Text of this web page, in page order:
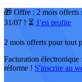
🎁 Offre : 2 mois offerts
31/07 ! ⏳ J’en profite
2 mois offerts pour tout
Facturation électronique
réforme ! S'inscrire au